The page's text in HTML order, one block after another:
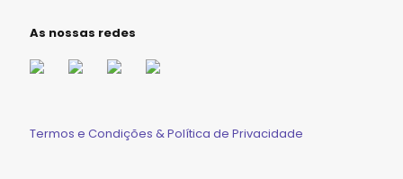
As nossas redes
Termos e Condições & Política de Privacidade